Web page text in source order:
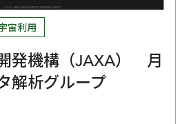
宙利用
発機構（JAXA） 月
解析グループ